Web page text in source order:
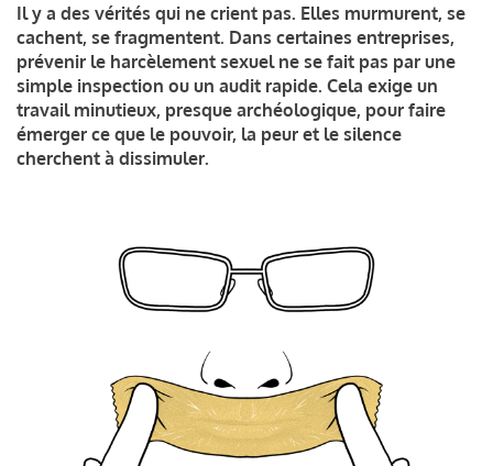
Il y a des vérités qui ne crient pas. Elles murmurent, se
cachent, se fragmentent. Dans certaines entreprises,
prévenir le harcèlement sexuel ne se fait pas par une
simple inspection ou un audit rapide. Cela exige un
travail minutieux, presque archéologique, pour faire
émerger ce que le pouvoir, la peur et le silence
cherchent à dissimuler.